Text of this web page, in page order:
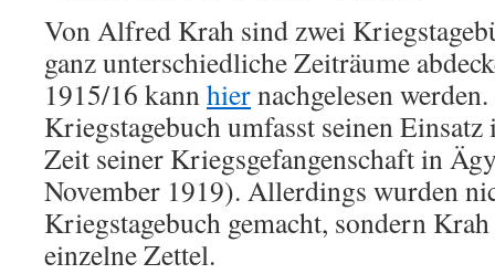
Von Alfred Krah sind zwei
ganz unterschiedliche Zeiträume
1915/16 kannhiernachgelesen
Kriegstagebuch umfasst seinen
Zeit seiner Kriegsgefangenschaft in
November 1919). Allerdings wurden
Kriegstagebuch gemacht, sondern
einzelne Zettel.